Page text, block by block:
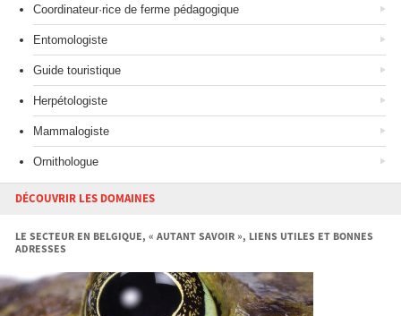
Coordinateur·rice de ferme pédagogique
Entomologiste
Guide touristique
Herpétologiste
Mammalogiste
Ornithologue
DÉCOUVRIR LES DOMAINES
LE SECTEUR EN BELGIQUE, « AUTANT SAVOIR », LIENS UTILES ET BONNES
ADRESSES